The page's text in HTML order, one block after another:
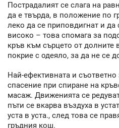
Пострадалият се слага на
да е твърда, в положение по
леко да се приповдигнат и
високо – това спомага за
кръв към сърцето от долните
покрие с одеяло, за да не се
Най-ефективната и
спасение при спиране на
масаж. Движенията се
пъти се вкарва въздуха в
уста в уста., след това се
гръдния кош.